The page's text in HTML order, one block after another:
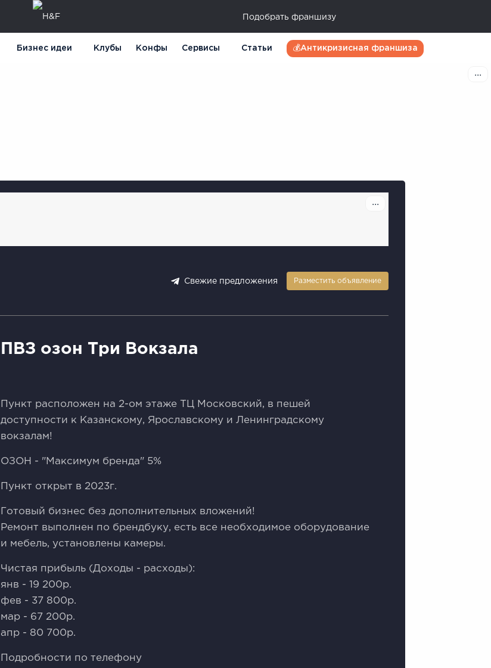
Подобрать франшизу
Бизнес идеи Клубы Конфы Сервисы Статьи 💰Антикризисная франшиза
Свежие предложения Разместить объявление
ПВЗ озон Три Вокзала
Пункт расположен на 2-ом этаже ТЦ Московский, в пешей
доступности к Казанскому, Ярославскому и Ленинградскому
вокзалам!
ОЗОН - "Максимум бренда" 5%
Пункт открыт в 2023г.
Готовый бизнес без дополнительных вложений!
Ремонт выполнен по брендбуку, есть все необходимое оборудование
и мебель, установлены камеры.
Чистая прибыль (Доходы - расходы):
янв - 19 200р.
фев - 37 800р.
мар - 67 200р.
апр - 80 700р.
Подробности по телефону